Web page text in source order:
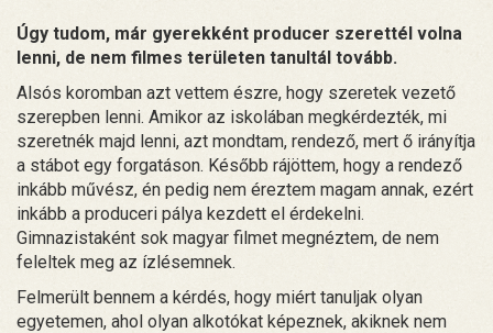
Úgy tudom, már gyerekként producer szerettél volna
lenni, de nem filmes területen tanultál tovább.
Alsós koromban azt vettem észre, hogy szeretek vezető
szerepben lenni. Amikor az iskolában megkérdezték, mi
szeretnék majd lenni, azt mondtam, rendező, mert ő irányítja
a stábot egy forgatáson. Később rájöttem, hogy a rendező
inkább művész, én pedig nem éreztem magam annak, ezért
inkább a produceri pálya kezdett el érdekelni.
Gimnazistaként sok magyar filmet megnéztem, de nem
feleltek meg az ízlésemnek.
Felmerült bennem a kérdés, hogy miért tanuljak olyan
egyetemen, ahol olyan alkotókat képeznek, akiknek nem